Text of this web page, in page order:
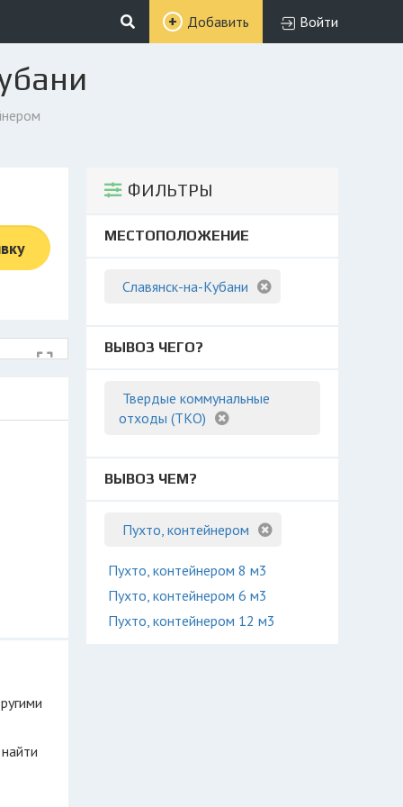
Добавить Войти
ФИЛЬТРЫ
МЕСТОПОЛОЖЕНИЕ
Славянск-на-Кубани
ВЫВОЗ ЧЕГО?
Твердые коммунальные
отходы (ТКО)
ВЫВОЗ ЧЕМ?
Пухто, контейнером
Пухто, контейнером 8 м3
Пухто, контейнером 6 м3
Пухто, контейнером 12 м3